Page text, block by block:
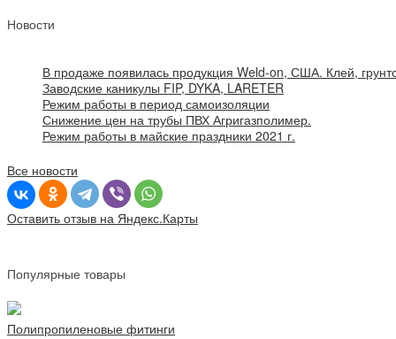
Новости
В продаже появилась продукция Weld-on, США. Клей,
Заводские каникулы FIP, DYKA, LARETER
Режим работы в период самоизоляции
Снижение цен на трубы ПВХ Агригазполимер.
Режим работы в майские праздники 2021 г.
Все новости
Оставить отзыв на Яндекс.Карты
Популярные товары
Полипропиленовые фитинги